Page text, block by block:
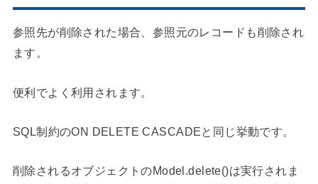
参照先が削除された場合、参照元のレコードも削除され
ます。
便利でよく利用されます。
SQL制約のON DELETE CASCADEと同じ挙動です。
削除されるオブジェクトのModel.delete()は実行されま